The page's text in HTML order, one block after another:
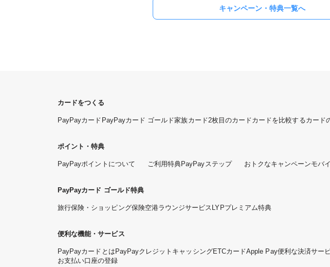
キャンペーン・特典一覧へ
カードをつくる
PayPayカード PayPayカード ゴールド家族カード2枚目のカードカードを比較するカード
ポイント・特典
PayPayポイントについて ご利用特典PayPayステップ おトクなキャンペーンモバ
PayPayカード ゴールド特典
旅行保険・ショッピング保険空港ラウンジサービス LYPプレミアム特典
便利な機能・サービス
PayPayカードとは PayPayクレジット キャッシングETCカードApple Pay便利な決済サー
お支払い口座の登録